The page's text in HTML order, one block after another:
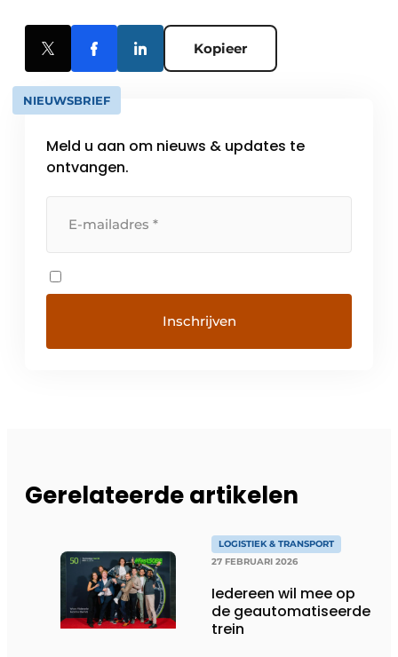
Kopieer
NIEUWSBRIEF
Meld u aan om nieuws & updates te
ontvangen.
Gerelateerde artikelen
LOGISTIEK & TRANSPORT
27 FEBRUARI 2026
Iedereen wil mee op
de geautomatiseerde
trein